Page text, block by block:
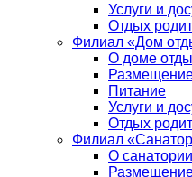
Услуги и
Отдых
Филиал «Дом
О доме
Питание
Услуги и
Отдых
Филиал
О санатории